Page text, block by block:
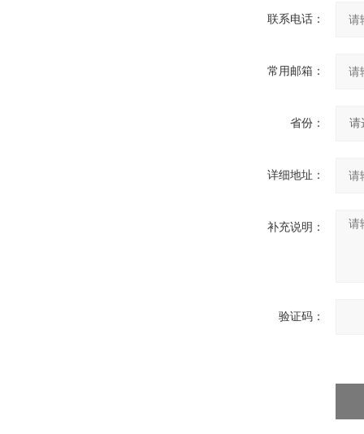
联系电话：
常用邮箱：
省份：
详细地址：
补充说明：
验证码：